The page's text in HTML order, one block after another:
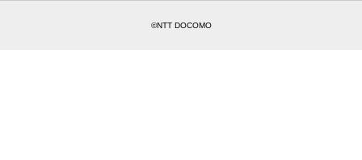
©NTT DOCOMO